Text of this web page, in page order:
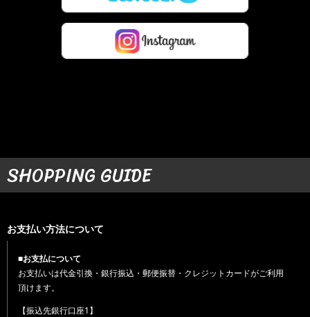
SHOPPING GUIDE
お支払い方法について
■お支払について
お支払いは代金引換・銀行振込・郵便振替・クレジットカードがご利用
頂けます。
【振込先銀行口座1】